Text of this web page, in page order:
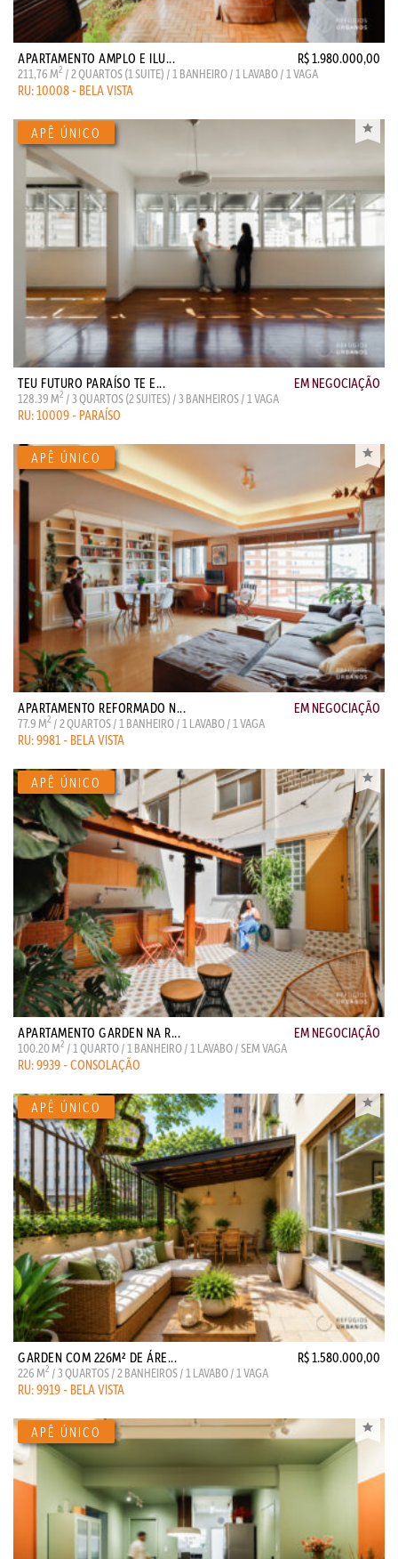
APARTAMENTO AMPLO E ILU... R$ 1.980.000,00
211,76 M2 / 2 QUARTOS (1 SUITE) / 1 BANHEIRO / 1 LAVABO / 1 VAGA
RU: 10008 - BELA VISTA
TEU FUTURO PARAÍSO TE E... EM NEGOCIAÇÃO
128.39 M2 / 3 QUARTOS (2 SUITES) / 3 BANHEIROS / 1 VAGA
RU: 10009 - PARAÍSO
APARTAMENTO REFORMADO N... EM NEGOCIAÇÃO
77.9 M2 / 2 QUARTOS / 1 BANHEIRO / 1 LAVABO / 1 VAGA
RU: 9981 - BELA VISTA
APARTAMENTO GARDEN NA R... EM NEGOCIAÇÃO
100.20 M2 / 1 QUARTO / 1 BANHEIRO / 1 LAVABO / SEM VAGA
RU: 9939 - CONSOLAÇÃO
GARDEN COM 226M² DE ÁRE... R$ 1.580.000,00
226 M2 / 3 QUARTOS / 2 BANHEIROS / 1 LAVABO / 1 VAGA
RU: 9919 - BELA VISTA